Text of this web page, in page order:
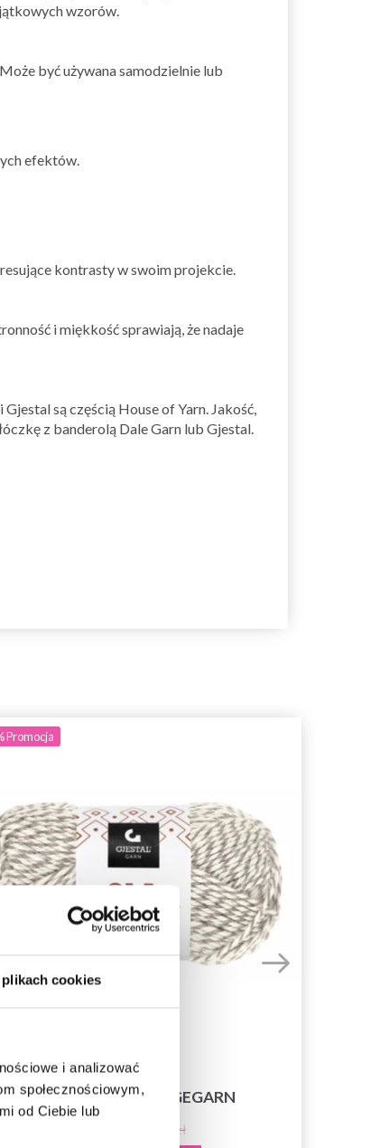
plikach cookies
i analizować
społecznościowym,
od Ciebie lub
wzorów.
być używana samodzielnie lub
efektów.
kontrasty w swoim projekcie.
i miękkość sprawiają, że nadaje
są częścią House of Yarn. Jakość,
z banderolą Dale Garn lub Gjestal.
Promocja
GJESTAL OLA RAGGEGARN
10,75 zł